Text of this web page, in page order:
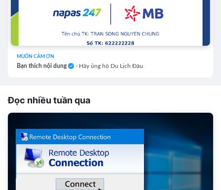
MUỐN CẢM ƠN
Bạn thích nội dung - Hãy ủng hộ Du Lịch Đâu.
Đọc nhiều tuần qua